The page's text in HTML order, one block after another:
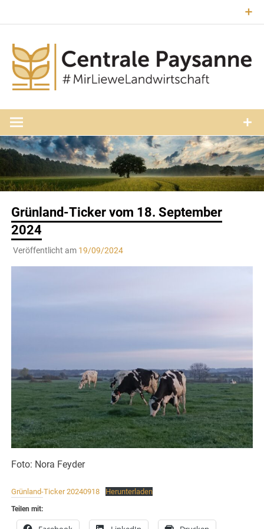
Grünland-Ticker vom 18. September
2024
Veröffentlicht am 19/09/2024
Foto: Nora Feyder
Grünland-Ticker 20240918 Herunterladen
Teilen mit: